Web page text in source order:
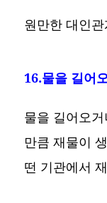
원만한 대인
16.물을 길어
물을 길어오
만큼 재물이
떤 기관에서